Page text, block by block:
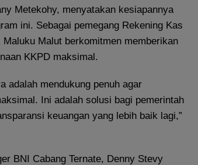
Metekohy, menyatakan kesiapannya
ini. Sebagai pemegang Rekening Kas
Malut berkomitmen memberikan
KKPD maksimal.
adalah mendukung penuh agar
Ini adalah solusi bagi pemerintah
keuangan yang lebih baik lagi,”
BNI Cabang Ternate, Denny Stevy